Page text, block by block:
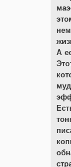
А